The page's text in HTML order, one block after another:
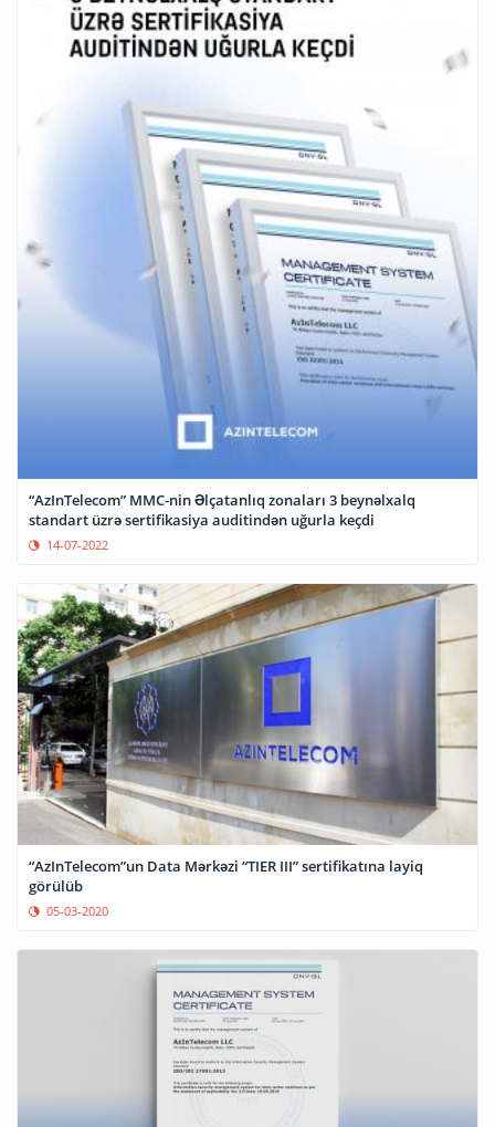
“AzInTelecom” MMC-nin Əlçatanlıq zonaları 3 beynəlxalq
14-07-2022
“AzInTelecom”un Data Mərkəzi “TIER III” sertifikatına layiq
görülüb
05-03-2020